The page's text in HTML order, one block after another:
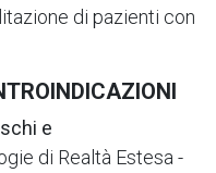
di pazienti con
e
di Realtà Estesa -